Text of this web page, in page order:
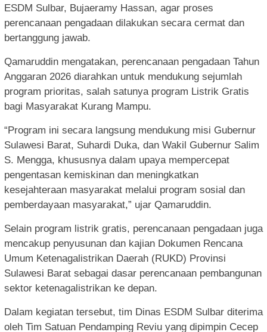
ESDM Sulbar, Bujaeramy Hassan, agar proses
perencanaan pengadaan dilakukan secara cermat dan
bertanggung jawab.
Qamaruddin mengatakan, perencanaan pengadaan Tahun
Anggaran 2026 diarahkan untuk mendukung sejumlah
program prioritas, salah satunya program Listrik Gratis
bagi Masyarakat Kurang Mampu.
“Program ini secara langsung mendukung misi Gubernur
Sulawesi Barat, Suhardi Duka, dan Wakil Gubernur Salim
S. Mengga, khususnya dalam upaya mempercepat
pengentasan kemiskinan dan meningkatkan
kesejahteraan masyarakat melalui program sosial dan
pemberdayaan masyarakat,” ujar Qamaruddin.
Selain program listrik gratis, perencanaan pengadaan juga
mencakup penyusunan dan kajian Dokumen Rencana
Umum Ketenagalistrikan Daerah (RUKD) Provinsi
Sulawesi Barat sebagai dasar perencanaan pembangunan
sektor ketenagalistrikan ke depan.
Dalam kegiatan tersebut, tim Dinas ESDM Sulbar diterima
oleh Tim Satuan Pendamping Reviu yang dipimpin Cecep